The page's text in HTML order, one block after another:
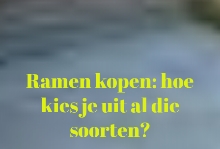
Ramen kopen: hoe
kies je uit al die
soorten?